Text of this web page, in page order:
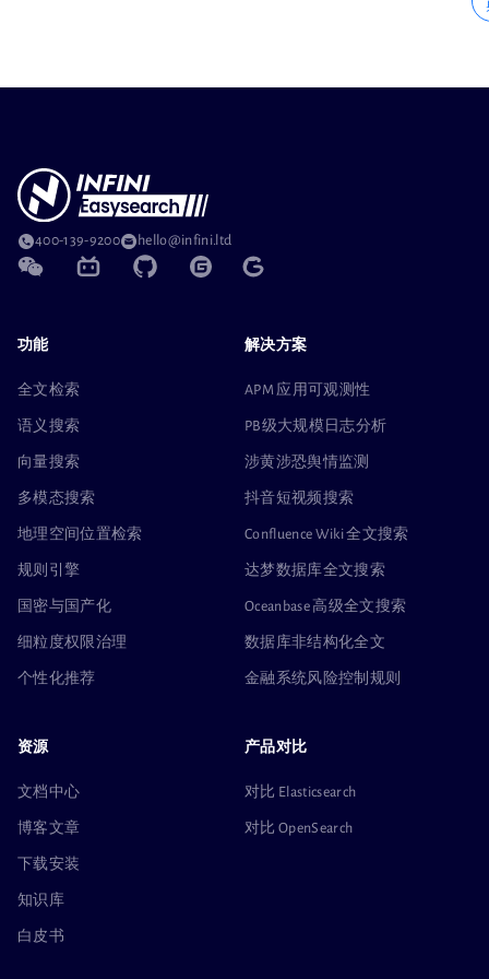
400-139-9200 hello@infini.ltd
功能
全文检索
语义搜索
向量搜索
多模态搜索
地理空间位置检索
规则引擎
国密与国产化
细粒度权限治理
个性化推荐
解决方案
APM 应用可观测性
PB级大规模日志分析
涉黄涉恐舆情监测
抖音短视频搜索
Confluence Wiki 全文搜索
达梦数据库全文搜索
Oceanbase 高级全文搜索
数据库非结构化全文
金融系统风险控制规则
资源
文档中心
博客文章
下载安装
知识库
白皮书
产品对比
对比 Elasticsearch
对比 OpenSearch